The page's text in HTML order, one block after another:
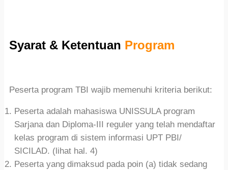
Syarat & Ketentuan Program
Peserta program TBI wajib memenuhi kriteria berikut:
Peserta adalah mahasiswa UNISSULA program
Sarjana dan Diploma-III reguler yang telah mendaftar
kelas program di sistem informasi UPT PBI/
SICILAD. (lihat hal. 4)
Peserta yang dimaksud pada poin (a) tidak sedang